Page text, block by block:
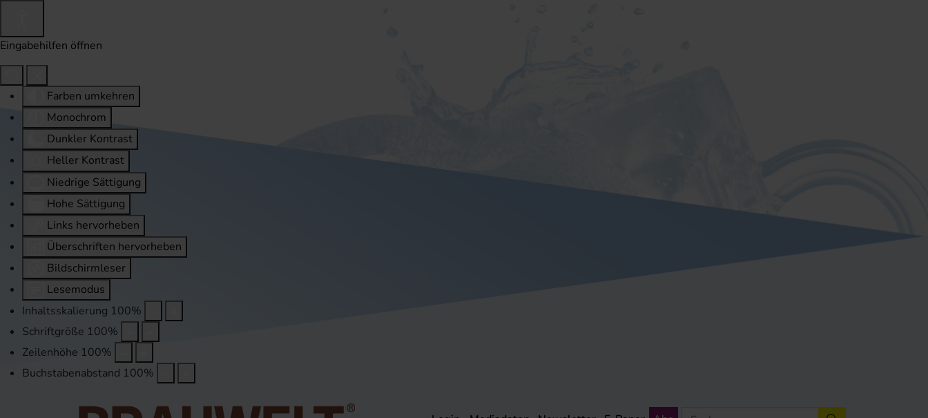
Eingabehilfen öffnen
Farben umkehren
Monochrom
Dunkler Kontrast
Heller Kontrast
Niedrige Sättigung
Hohe Sättigung
Links hervorheben
Überschriften hervorheben
Bildschirmleser
Lesemodus
Inhaltsskalierung 100%
Schriftgröße 100%
Zeilenhöhe 100%
Buchstabenabstand 100%